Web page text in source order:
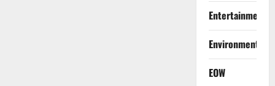
Entertainment
Environment
EOW